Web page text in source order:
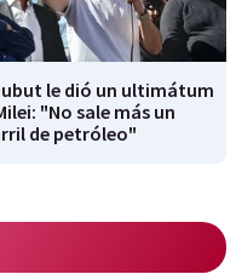
le dió un ultimátum
"No sale más un
de petróleo"